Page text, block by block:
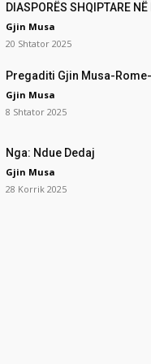
DIASPORËS SHQIPTARE NË
Gjin Musa
20 Shtator 2025
Pregaditi Gjin Musa-
Gjin Musa
8 Shtator 2025
Nga: Ndue Dedaj
Gjin Musa
28 Korrik 2025